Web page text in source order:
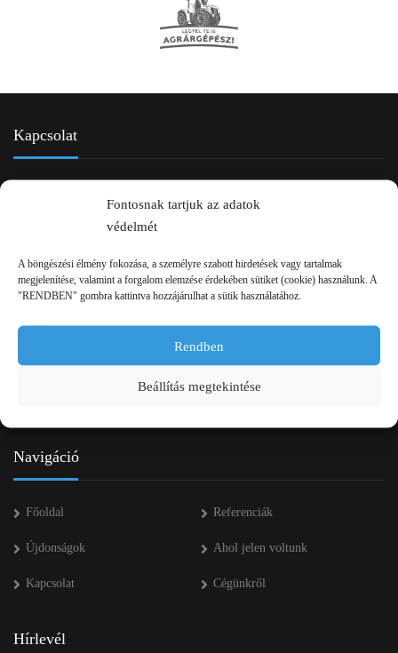
Fontosnak tartjuk az adatok
védelmét
A böngészési élmény fokozása, a személyre szabott hirdetések vagy tartalmak
megjelenítése, valamint a forgalom elemzése érdekében sütiket (cookie) használunk. A
"RENDBEN" gombra kattintva hozzájárulhat a sütik használatához.
Rendben
Beállítás megtekintése
Kapcsolat
2750 Nagykőrös Alsójárás d. 1/a
Navigáció
Főoldal Referenciák
Újdonságok Ahol jelen voltunk
Kapcsolat Cégünkről
Hírlevél